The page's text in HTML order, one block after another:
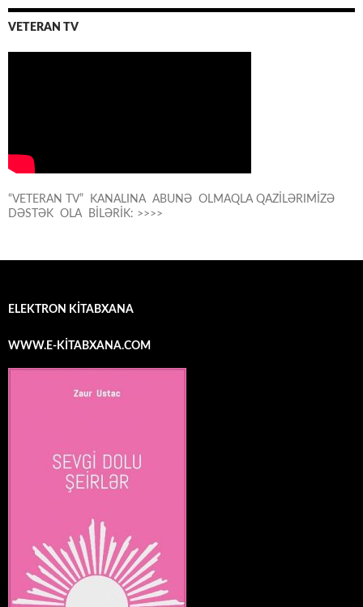
VETERAN TV
“VETERAN TV” KANALINA ABUNƏ OLMAQLA QAZİLƏRIMİZƏ
DƏSTƏK OLA BİLƏRİK: >>>>
ELEKTRON KİTABXANA
WWW.E-KİTABXANA.COM